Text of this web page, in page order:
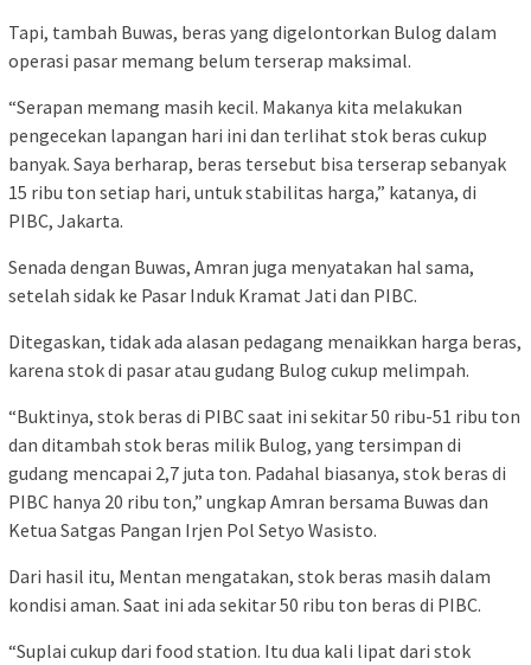
Tapi, tambah Buwas, beras yang digelontorkan Bulog dalam
operasi pasar memang belum terserap maksimal.
“Serapan memang masih kecil. Makanya kita melakukan
pengecekan lapangan hari ini dan terlihat stok beras cukup
banyak. Saya berharap, beras tersebut bisa terserap sebanyak
15 ribu ton setiap hari, untuk stabilitas harga,” katanya, di
PIBC, Jakarta.
Senada dengan Buwas, Amran juga menyatakan hal sama,
setelah sidak ke Pasar Induk Kramat Jati dan PIBC.
Ditegaskan, tidak ada alasan pedagang menaikkan harga beras,
karena stok di pasar atau gudang Bulog cukup melimpah.
“Buktinya, stok beras di PIBC saat ini sekitar 50 ribu-51 ribu ton
dan ditambah stok beras milik Bulog, yang tersimpan di
gudang mencapai 2,7 juta ton. Padahal biasanya, stok beras di
PIBC hanya 20 ribu ton,” ungkap Amran bersama Buwas dan
Ketua Satgas Pangan Irjen Pol Setyo Wasisto.
Dari hasil itu, Mentan mengatakan, stok beras masih dalam
kondisi aman. Saat ini ada sekitar 50 ribu ton beras di PIBC.
“Suplai cukup dari food station. Itu dua kali lipat dari stok